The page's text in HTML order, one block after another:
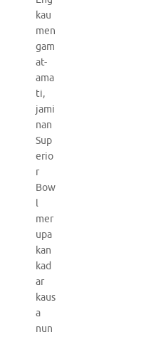
kau
men
gam
at-
ama
ti,
jami
nan
Sup
erio
r
Bow
l
mer
upa
kan
kad
ar
kaus
a
nun